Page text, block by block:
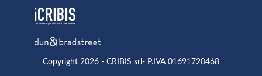
Copyright 2026 - CRIBIS srl- P.IVA 01691720468